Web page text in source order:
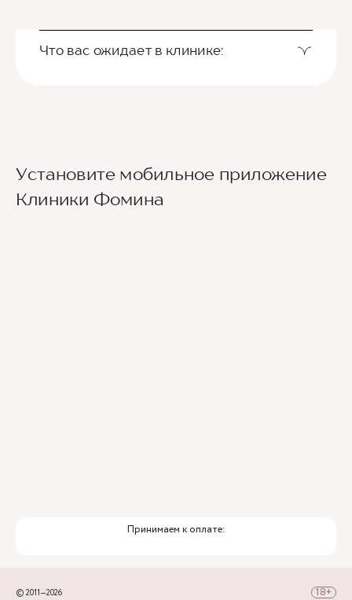
Что вас ожидает в клинике:
Ведущие врачи региона
Установите мобильное приложение
Клиники Фомина
Принимаем к оплате:
© 2011—2026